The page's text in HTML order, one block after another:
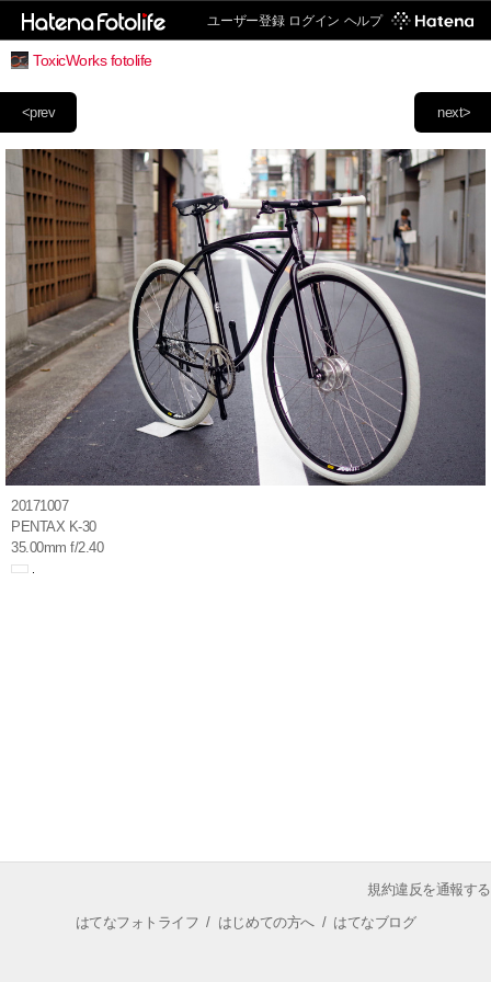
ユーザー登録 ログイン ヘルプ
ToxicWorks fotolife
next>
<prev
20171007
PENTAX K-30
35.00mm f/2.40
規約違反を通報する
はてなフォトライフ / はじめての方へ/ はてなブログ